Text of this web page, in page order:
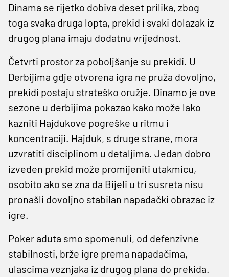
Dinama se rijetko dobiva deset prilika, zbog
toga svaka druga lopta, prekid i svaki dolazak iz
drugog plana imaju dodatnu vrijednost.
Četvrti prostor za poboljšanje su prekidi. U
Derbijima gdje otvorena igra ne pruža dovoljno,
prekidi postaju strateško oružje. Dinamo je ove
sezone u derbijima pokazao kako može lako
kazniti Hajdukove pogreške u ritmu i
koncentraciji. Hajduk, s druge strane, mora
uzvratiti disciplinom u detaljima. Jedan dobro
izveden prekid može promijeniti utakmicu,
osobito ako se zna da Bijeli u tri susreta nisu
pronašli dovoljno stabilan napadački obrazac iz
igre.
Poker aduta smo spomenuli, od defenzivne
stabilnosti, brže igre prema napadačima,
ulascima veznjaka iz drugog plana do prekida.